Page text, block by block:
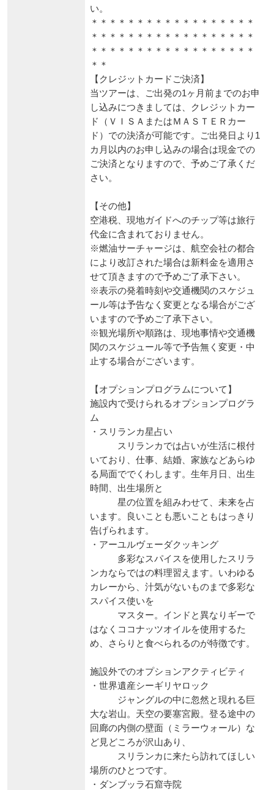
い。
＊＊＊＊＊＊＊＊＊＊＊＊＊＊＊＊＊＊
＊＊＊＊＊＊＊＊＊＊＊＊＊＊＊＊＊＊
＊＊＊＊＊＊＊＊＊＊＊＊＊＊＊＊＊＊
＊＊
【クレジットカードご決済】
当ツアーは、ご出発の1ヶ月前までのお申
し込みにつきましては、クレジットカー
ド（ＶＩＳＡまたはＭＡＳＴＥＲカー
ド）での決済が可能です。ご出発日より1
カ月以内のお申し込みの場合は現金での
ご決済となりますので、予めご了承くだ
さい。
【その他】
空港税、現地ガイドへのチップ等は旅行
代金に含まれておりません。
※燃油サーチャージは、航空会社の都合
により改訂された場合は新料金を適用さ
せて頂きますので予めご了承下さい。
※表示の発着時刻や交通機関のスケジュ
ール等は予告なく変更となる場合がござ
いますので予めご了承下さい。
※観光場所や順路は、現地事情や交通機
関のスケジュール等で予告無く変更・中
止する場合がございます。
【オプションプログラムについて】
施設内で受けられるオプションプログラ
ム
・スリランカ星占い
スリランカでは占いが生活に根付
いており、仕事、結婚、家族などあらゆ
る局面ででくわします。生年月日、出生
時間、出生場所と
星の位置を組みわせて、未来を占
います。良いことも悪いこともはっきり
告げられます。
・アーユルヴェーダクッキング
多彩なスパイスを使用したスリラ
ンカならではの料理習えます。いわゆる
カレーから、汁気がないものまで多彩な
スパイス使いを
マスター。インドと異なりギーで
はなくココナッツオイルを使用するた
め、さらりと食べられるのが特徴です。
施設外でのオプションアクティビティ
・世界遺産シーギリヤロック
ジャングルの中に忽然と現れる巨
大な岩山。天空の要塞宮殿。登る途中の
回廊の内側の壁面（ミラーウォール）な
ど見どころが沢山あり、
スリランカに来たら訪れてほしい
場所のひとつです。
・ダンブッラ石窟寺院